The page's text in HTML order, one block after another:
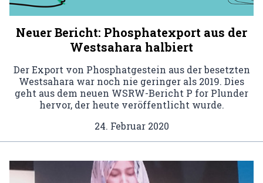
Neuer Bericht: Phosphatexport aus der
Westsahara halbiert
Der Export von Phosphatgestein aus der besetzten
Westsahara war noch nie geringer als 2019. Dies
geht aus dem neuen WSRW-Bericht P for Plunder
hervor, der heute veröffentlicht wurde.
24. Februar 2020